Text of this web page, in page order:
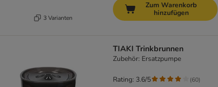
3 Varianten
Zum Warenkorb
hinzufügen
TIAKI Trinkbrunnen
Zubehör: Ersatzpumpe
Rating: 3.6/5 (60)